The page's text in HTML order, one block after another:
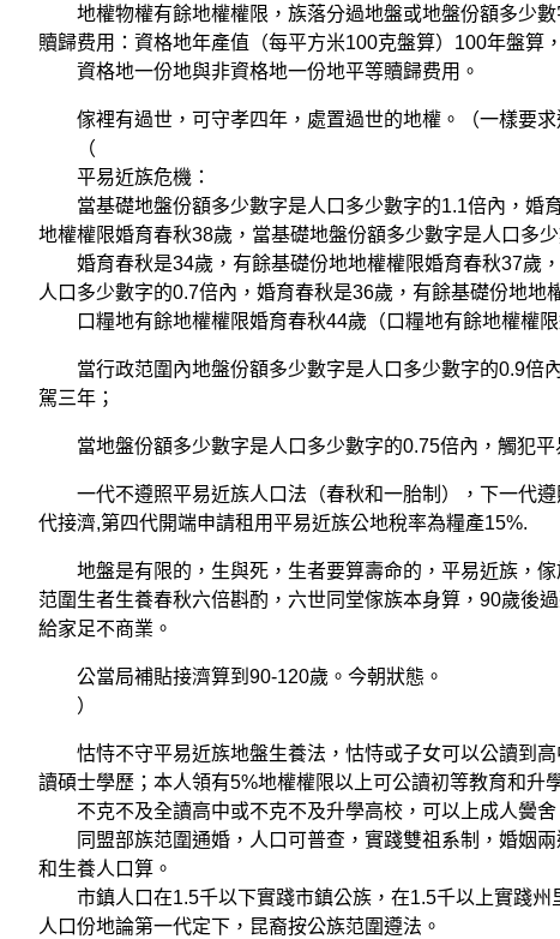
地權物權有餘地權權限，族落分過地盤或地盤份額多少數
贖歸费用：資格地年產值（每平方米100克盤算）100年盤算
資格地一份地與非資格地一份地平等贖歸费用。
傢裡有過世，可守孝四年，處置過世的地權。（一樣要求
（
平易近族危機：
當基礎地盤份額多少數字是人口多少數字的1.1倍內，婚
地權權限婚育春秋38歲，當基礎地盤份額多少數字是人口多少
婚育春秋是34歲，有餘基礎份地地權權限婚育春秋37歲
人口多少數字的0.7倍內，婚育春秋是36歲，有餘基礎份地地
口糧地有餘地權權限婚育春秋44歲（口糧地有餘地權權限
當行政范圍內地盤份額多少數字是人口多少數字的0.9倍
駕三年；
當地盤份額多少數字是人口多少數字的0.75倍內，觸犯平
一代不遵照平易近族人口法（春秋和一胎制），下一代遵
代接濟,第四代開端申請租用平易近族公地稅率為糧產15%.
地盤是有限的，生與死，生者要算壽命的，平易近族，傢
范圍生者生養春秋六倍斟酌，六世同堂傢族本身算，90歲後
給家足不商業。
公當局補貼接濟算到90-120歲。今朝狀態。
）
怙恃不守平易近族地盤生養法，怙恃或子女可以公讀到高
讀碩士學歷；本人領有5%地權權限以上可公讀初等教育和升
不克不及全讀高中或不克不及升學高校，可以上成人黌舍
同盟部族范圍通婚，人口可普查，實踐雙祖系制，婚姻兩
和生養人口算。
市鎮人口在1.5千以下實踐市鎮公族，在1.5千以上實踐州
人口份地論第一代定下，昆裔按公族范圍遵法。